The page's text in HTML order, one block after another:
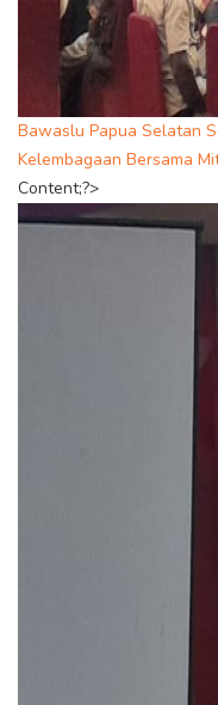
Bawaslu Papua Selatan
Kelembagaan Bersama
Content;?>